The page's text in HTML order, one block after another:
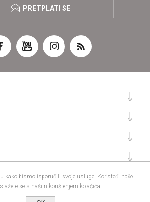
PRETPLATI SE
Powered bynopCommerce
kako bismo isporučili svoje usluge. Koristeći naše
se s našim korištenjem kolačića.